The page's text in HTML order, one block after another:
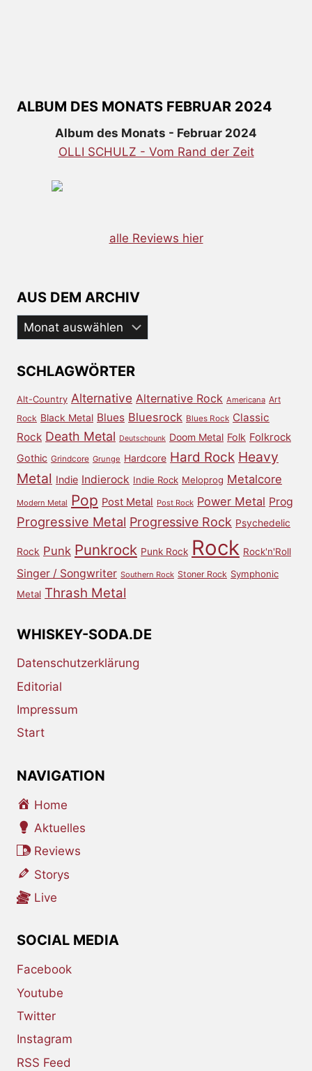
ALBUM DES MONATS FEBRUAR 2024
Album des Monats - Februar 2024
OLLI SCHULZ - Vom Rand der Zeit
alle Reviews hier
AUS DEM ARCHIV
Aus
dem
SCHLAGWÖRTER
Alt-Country Alternative Alternative Rock Americana Art
Rock Black Metal Blues Bluesrock Blues Rock Classic
Rock Death Metal Deutschpunk Doom Metal Folk Folkrock
Gothic Grindcore Grunge Hardcore Hard Rock Heavy
Metal Indie Indierock Indie Rock Meloprog Metalcore
Modern Metal Pop Post Metal Post Rock Power Metal Prog
Progressive Metal Progressive Rock Psychedelic
Rock Punk Punkrock Punk Rock Rock Rock'n'Roll
Singer / Songwriter Southern Rock Stoner Rock Symphonic
Metal Thrash Metal
WHISKEY-SODA.DE
Datenschutzerklärung
Editorial
Impressum
Start
NAVIGATION
Home
Aktuelles
Reviews
Storys
Live
SOCIAL MEDIA
Facebook
Youtube
Twitter
Instagram
RSS Feed